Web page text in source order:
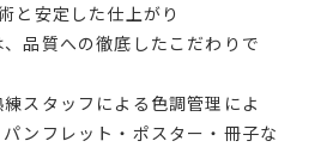
と安定した仕上がり
品質への徹底したこだわりで
スタッフによる色調管理によ
ンフレット・ポスター・冊子な